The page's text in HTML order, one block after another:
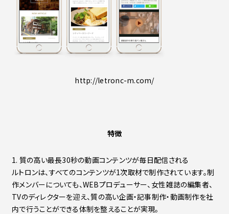
http://letronc-m.com/
特徴
1. 質の高い最長30秒の動画コンテンツが毎日配信される
ルトロンは、すべてのコンテンツが1次取材で制作されています。制
作メンバーについても、WEBプロデューサー、女性雑誌の編集者、
TVのディレクターを迎え、質の高い企画・記事制作・動画制作を社
内で行うことができる体制を整えることが実現。